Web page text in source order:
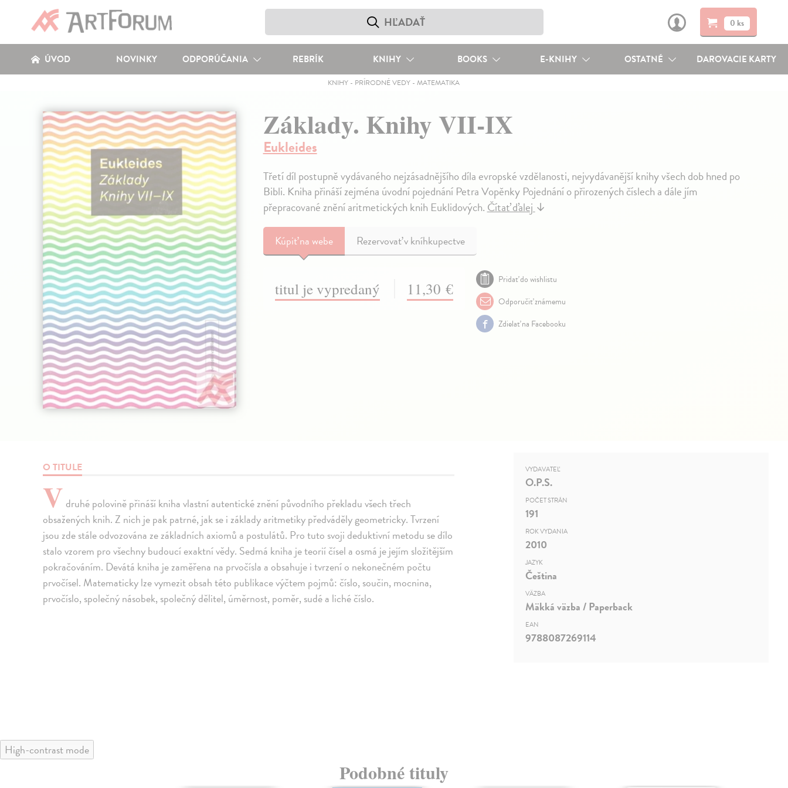
0 ks
ÚVOD NOVINKY ODPORÚČANIA REBRÍK KNIHY BOOKS E-KNIHY OSTATNÉ DAROVACIE KARTY
KNIHY - PRÍRODNÉ VEDY -MATEMATIKA
Základy. Knihy VII-IX
Eukleides
Třetí díl postupně vydávaného nejzásadnějšího díla evropské vzdělanosti, nejvydávanější knihy všech dob hned po
Bibli. Kniha přináší zejména úvodní pojednání Petra Vopěnky Pojednání o přirozených číslech a dále jím
přepracované znění aritmetických knih Euklidových.Čítať ďalej↓
Kúpiťna webe Rezervovať v kníhkupectve
titul je vypredaný 11,30 €
Pridať do wishlistu
Odporučiť známemu
Zdielať na Facebooku
O TITULE
V druhé polovině přináší kniha vlastní autentické znění původního překladu všech třech
obsažených knih. Z nich je pak patrné, jak se i základy aritmetiky předváděly geometricky. Tvrzení
jsou zde stále odvozována ze základních axiomů a postulátů. Pro tuto svoji deduktivní metodu se dílo
stalo vzorem pro všechny budoucí exaktní vědy. Sedmá kniha je teorií čísel a osmá je jejím složitějším
pokračováním. Devátá kniha je zaměřena na prvočísla a obsahuje i tvrzení o nekonečném počtu
prvočísel. Matematicky lze vymezit obsah této publikace výčtem pojmů: číslo, součin, mocnina,
prvočíslo, společný násobek, společný dělitel, úměrnost, poměr, sudé a liché číslo.
VYDAVATEĽ
O.P.S.
POČET STRÁN
191
ROK VYDANIA
2010
JAZYK
Čeština
VÄZBA
Mäkká väzba / Paperback
EAN
9788087269114
High-contrast mode
Podobné tituly